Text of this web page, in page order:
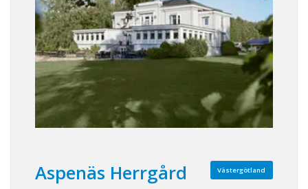
Västergötland
Aspenäs Herrgård